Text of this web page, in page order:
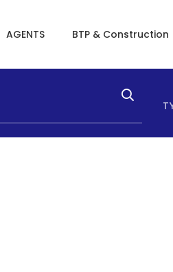
AGENTS BTP & Construction